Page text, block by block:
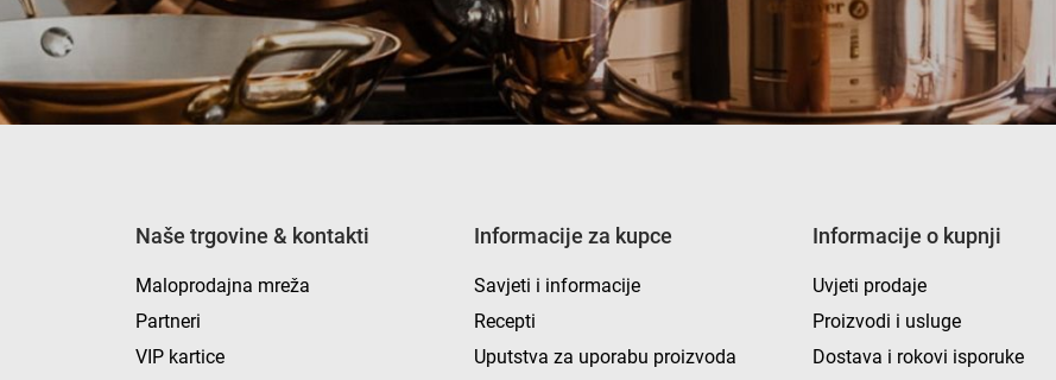
Naše trgovine & kontakti
Maloprodajna mreža
Partneri
VIP kartice
Informacije za kupce
Savjeti i informacije
Recepti
Uputstva za uporabu proizvoda
Informacije o kupnji
Uvjeti prodaje
Proizvodi i usluge
Dostava i rokovi isporuke